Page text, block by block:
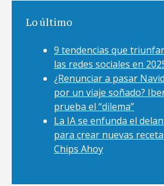
Lo último
9 tendencias que
las redes sociales en
¿Renunciar a pasar
por un viaje soñado?
prueba el “dilema”
La IA se enfunda el
para crear nuevas
Chips Ahoy